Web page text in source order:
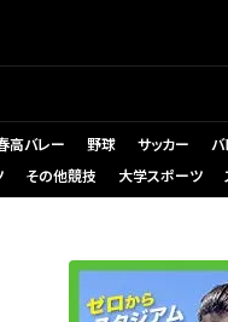
高バレー 野球 サッカー
その他競技 大学スポーツ